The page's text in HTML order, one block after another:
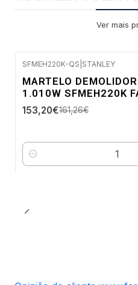
Ver mais
-5%
DESC.
Envio imediato
SFMEH220K-QS STANLEY
MARTELO
1.010W SFMEH220K
153,20€161,26€
Quantidade